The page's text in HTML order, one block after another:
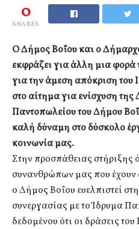
0
SHARES
Ο Δήμος Βοΐου και ο
εκφράζει για άλλη μια φορά
για την άμεση απόκριση
στο αίτημα για ενίσχυση
Παντοπωλείου του Δήμου
καλή δύναμη στο δύσκολο
κοινωνία μας.
Στην προσπάθειας στήριξης
συνανθρώπων μας που
ο Δήμος Βοΐου ευελπιστεί
συνεργασίας με το Ίδρυμα
δεδομένου ότι οι δράσεις